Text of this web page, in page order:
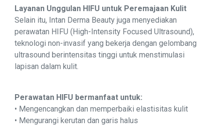
Layanan Unggulan HIFU untuk Peremajaan Kulit
Selain itu, Intan Derma Beauty juga menyediakan
perawatan HIFU (High-Intensity Focused Ultrasound),
teknologi non-invasif yang bekerja dengan gelombang
ultrasound berintensitas tinggi untuk menstimulasi
lapisan dalam kulit.
Perawatan HIFU bermanfaat untuk:
• Mengencangkan dan memperbaiki elastisitas kulit
• Mengurangi kerutan dan garis halus